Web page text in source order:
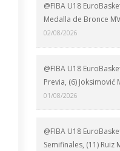
@FIBA U18
Medalla de Bronce
02/08/2026
@FIBA U18
Previa, (6) Joksimović
01/08/2026
@FIBA U18
Semifinales, (11) Ruiz